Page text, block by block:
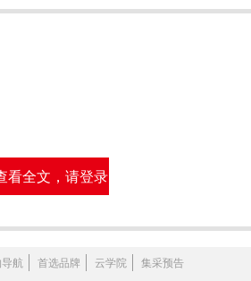
看全文，请登录
航 首选品牌 云学院
集采预告